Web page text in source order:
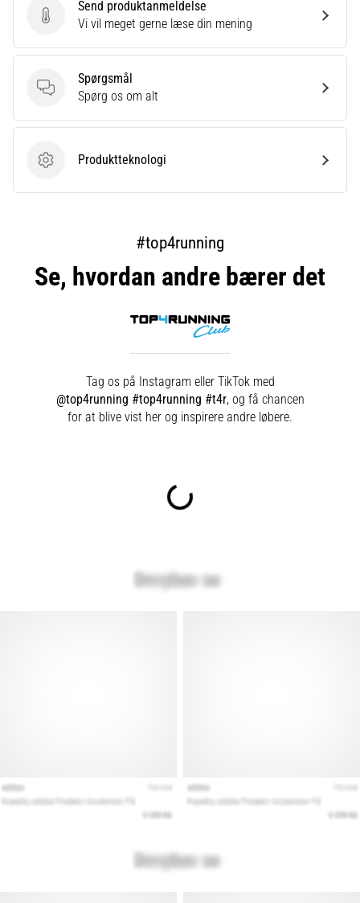
Send produktanmeldelse
Send produktanmeldelse
Vi vil meget gerne læse din mening
Spørgsmål
Spørgsmål
Spørg os om alt
Produktteknologi
Produktteknologi
#top4running
Se, hvordan andre bærer det
Tag os på Instagram eller TikTok med
@top4running #top4running #t4r, og få chancen
for at blive vist her og inspirere andre løbere.